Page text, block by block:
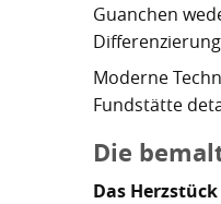
Guanchen
Moderne
Fundstätte
Die
Das